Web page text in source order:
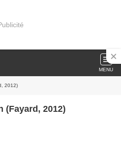
MENU
2012)
(Fayard, 2012)